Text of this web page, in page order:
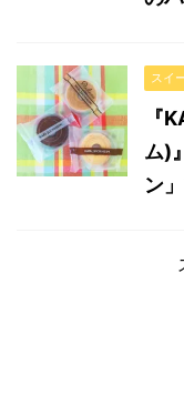
スイ
『
ム)
ン